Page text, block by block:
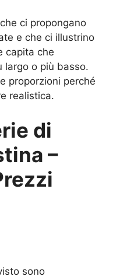
ci propongano
e che ci illustrino
capita che
largo o più basso.
proporzioni perché
realistica.
di
–
sono